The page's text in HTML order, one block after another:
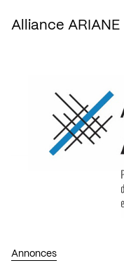
Alliance ARIANE
Annonces